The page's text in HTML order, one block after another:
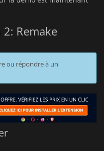
Remake
ou répondre à un